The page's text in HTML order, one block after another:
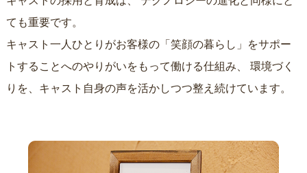
ても重要です。
キャスト一人ひとりがお客様の「笑顔の暮らし」をサポー
トすることへのやりがいをもって働ける仕組み、
りを、キャスト自身の声を活かしつつ整え続けています。